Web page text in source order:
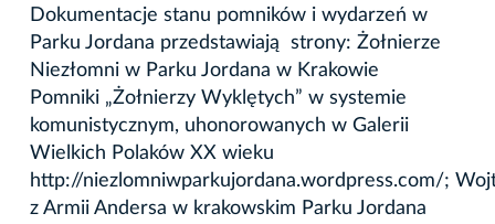
Dokumentacje stanu pomników i wydarzeń w
Parku Jordana przedstawiają strony: Żołnierze
Niezłomni w Parku Jordana w Krakowie
Pomniki „Żołnierzy Wyklętych” w systemie
komunistycznym, uhonorowanych w Galerii
Wielkich Polaków XX wieku
http://niezlomniwparkujordana.wordpress.com/;
z Armii Andersa w krakowskim Parku Jordana